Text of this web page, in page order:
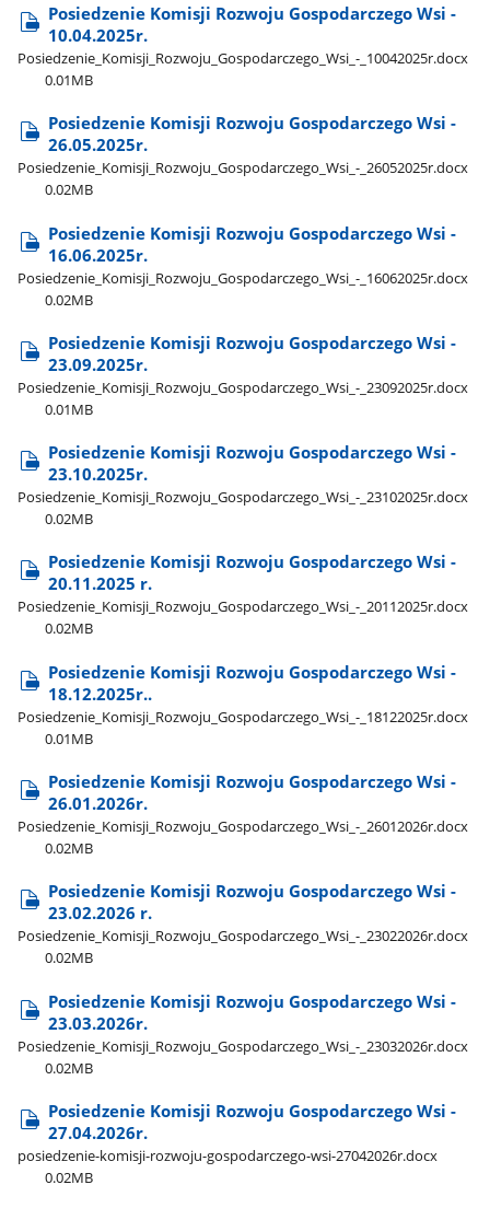
Posiedzenie Komisji Rozwoju Gospodarczego Wsi -
10.04.2025r.
Posiedzenie​_Komisji​_Rozwoju​_Gospodarczego​_Wsi​_-​_10042025r.docx
0.01MB
Posiedzenie Komisji Rozwoju Gospodarczego Wsi -
26.05.2025r.
Posiedzenie​_Komisji​_Rozwoju​_Gospodarczego​_Wsi​_-​_26052025r.docx
0.02MB
Posiedzenie Komisji Rozwoju Gospodarczego Wsi -
16.06.2025r.
Posiedzenie​_Komisji​_Rozwoju​_Gospodarczego​_Wsi​_-​_16062025r.docx
0.02MB
Posiedzenie Komisji Rozwoju Gospodarczego Wsi -
23.09.2025r.
Posiedzenie​_Komisji​_Rozwoju​_Gospodarczego​_Wsi​_-​_23092025r.docx
0.01MB
Posiedzenie Komisji Rozwoju Gospodarczego Wsi -
23.10.2025r.
Posiedzenie​_Komisji​_Rozwoju​_Gospodarczego​_Wsi​_-​_23102025r.docx
0.02MB
Posiedzenie Komisji Rozwoju Gospodarczego Wsi -
20.11.2025 r.
Posiedzenie​_Komisji​_Rozwoju​_Gospodarczego​_Wsi​_-​_20112025r.docx
0.02MB
Posiedzenie Komisji Rozwoju Gospodarczego Wsi -
18.12.2025r..
Posiedzenie​_Komisji​_Rozwoju​_Gospodarczego​_Wsi​_-​_18122025r.docx
0.01MB
Posiedzenie Komisji Rozwoju Gospodarczego Wsi -
26.01.2026r.
Posiedzenie​_Komisji​_Rozwoju​_Gospodarczego​_Wsi​_-​_26012026r.docx
0.02MB
Posiedzenie Komisji Rozwoju Gospodarczego Wsi -
23.02.2026 r.
Posiedzenie​_Komisji​_Rozwoju​_Gospodarczego​_Wsi​_-​_23022026r.docx
0.02MB
Posiedzenie Komisji Rozwoju Gospodarczego Wsi -
23.03.2026r.
Posiedzenie​_Komisji​_Rozwoju​_Gospodarczego​_Wsi​_-​_23032026r.docx
0.02MB
Posiedzenie Komisji Rozwoju Gospodarczego Wsi -
27.04.2026r.
posiedzenie-komisji-rozwoju-gospodarczego-wsi-27042026r.docx
0.02MB